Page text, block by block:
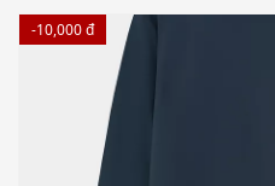
-10,000 đ